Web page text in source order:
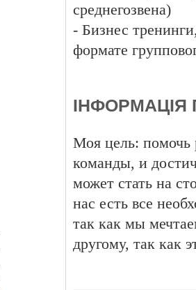
среднегозвена)
- Бизнес
формате
Моя цель: помочь
команды, и
может стать на
нас есть все
так как мы
другому, так как